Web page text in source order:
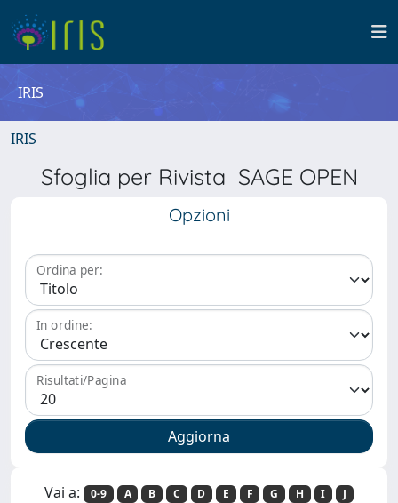
IRIS
IRIS
Sfoglia per Rivista SAGE OPEN
Opzioni
Ordina per:
In ordine:
Risultati/Pagina
Vai a: 0-9 A B C D E F G H I
J